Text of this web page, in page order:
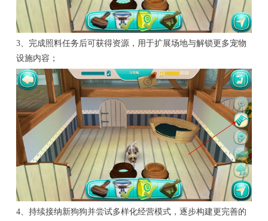
3、完成照料任务后可获得资源，用于扩展场地与解锁更多宠物
设施内容；
4、持续接纳新狗狗并尝试多样化经营模式，逐步构建更完善的